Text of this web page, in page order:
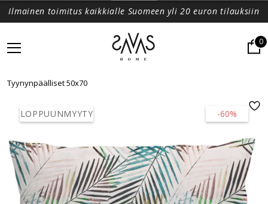
Ilmainen toimitus kaikkialle Suomeen yli 20 euron tilauksiin
0
Tyynynpäälliset 50x70
-60%
LOPPUUNMYYTY